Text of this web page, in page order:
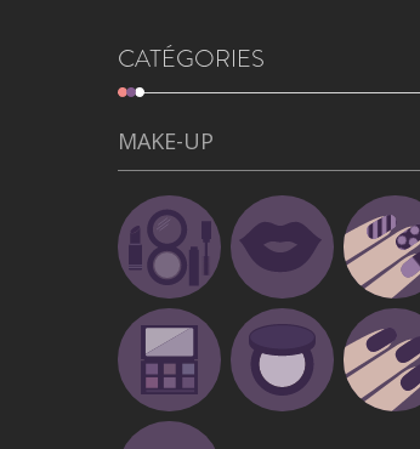
CATÉGORIES
MAKE-UP